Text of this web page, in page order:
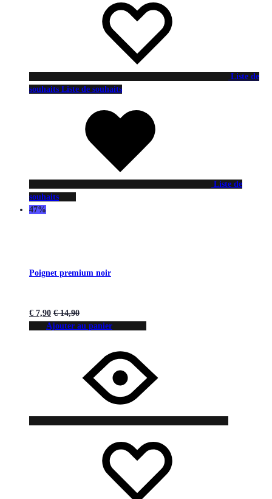
Liste de
souhaits Liste de souhaits
Liste de
souhaits
47%
Poignet premium noir
€ 7,90 €14,90
Ajouter au panier